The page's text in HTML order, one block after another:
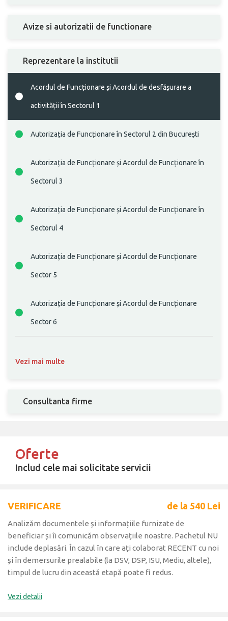
Avize si autorizatii de functionare
Reprezentare la institutii
Acordul de Funcționare și Acordul de desfășurare a
activității în Sectorul 1
Autorizația de Funcționare în Sectorul 2 din București
Autorizația de Funcționare și Acordul de Funcționare în
Sectorul 3
Autorizația de Funcționare și Acordul de Funcționare în
Sectorul 4
Autorizația de Funcționare și Acordul de Funcționare
Sector 5
Autorizația de Funcționare și Acordul de Funcționare
Sector 6
Vezi mai multe
Consultanta firme
Oferte
Includ cele mai solicitate servicii
VERIFICARE de la 540 Lei
Analizăm documentele și informațiile furnizate de
beneficiar și îi comunicăm observațiile noastre. Pachetul NU
include deplasări. În cazul în care ați colaborat RECENT cu noi
și în demersurile prealabile (la DSV, DSP, ISU, Mediu, altele),
timpul de lucru din această etapă poate fi redus.
Vezi detalii